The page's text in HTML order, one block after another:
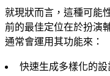
就現狀而言，這種可能
前的最佳定位在於扮演
通常會運用其功能來：
快速生成多樣化的